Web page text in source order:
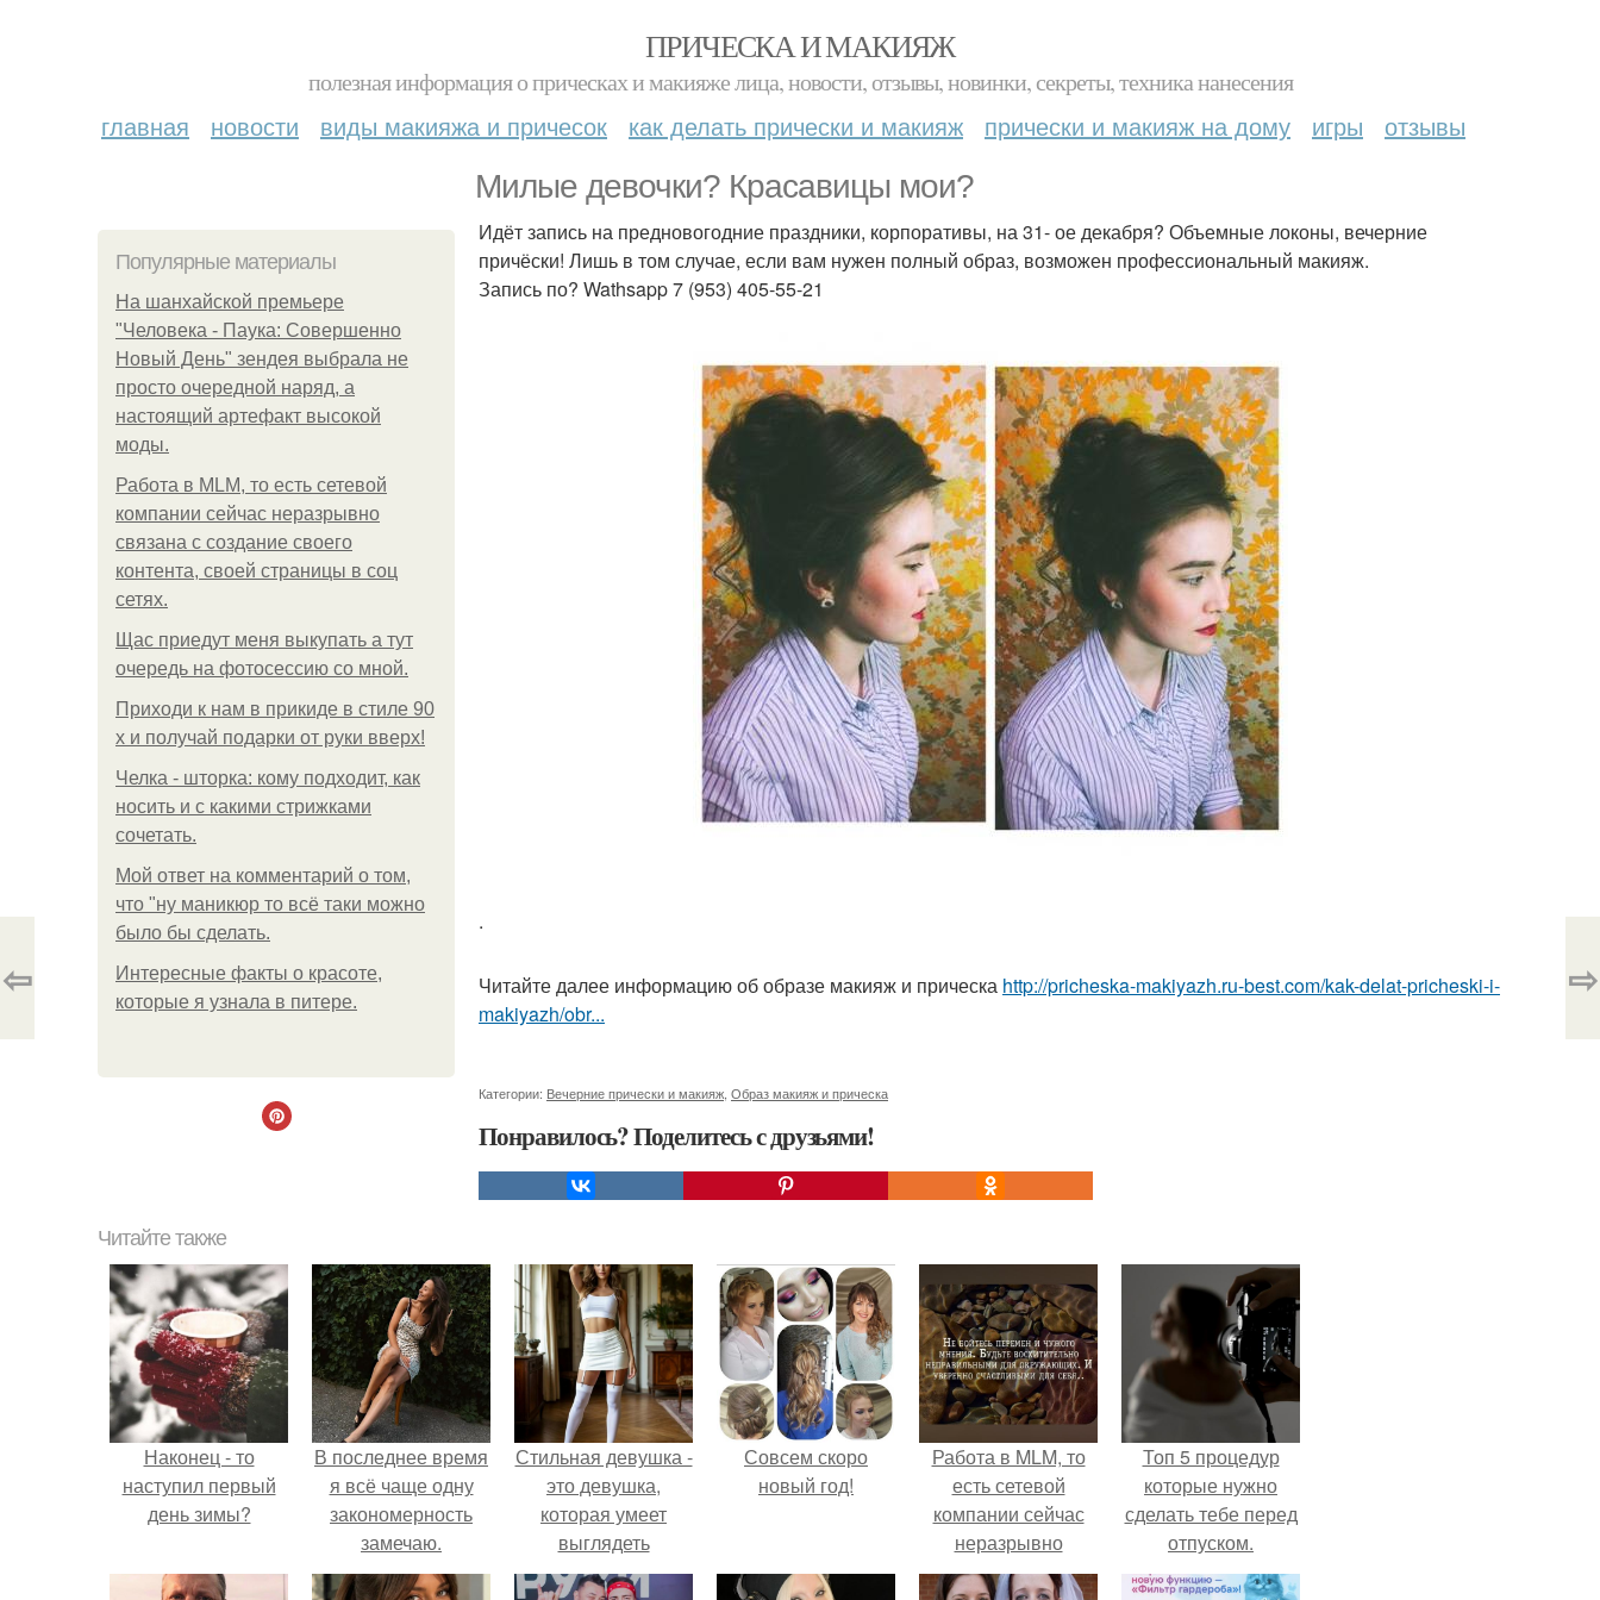
ПРИЧЕСКА И МАКИЯЖ
полезная информация о прическах и макияже лица, новости, отзывы, новинки, секреты, техника нанесения
главная новости виды макияжа и причесок как делать прически и макияж прически и макияж на дому игры отзывы
Милые девочки? Красавицы мои?
Популярные материалы
На шанхайской премьере
"Человека - Паука: Совершенно
Новый День" зендея выбрала не
просто очередной наряд, а
настоящий артефакт высокой
моды.
Работа в MLM, то есть сетевой
компании сейчас неразрывно
связана с создание своего
контента, своей страницы в соц
сетях.
Щас приедут меня выкупать а тут
очередь на фотосессию со мной.
Приходи к нам в прикиде в стиле 90
х и получай подарки от руки вверх!
Челка - шторка: кому подходит, как
носить и с какими стрижками
сочетать.
Мой ответ на комментарий о том,
что "ну маникюр то всё таки можно
было бы сделать.
Интересные факты о красоте,
которые я узнала в питере.
Идёт запись на предновогодние праздники, корпоративы, на 31- ое декабря? Объемные локоны, вечерние
причёски! Лишь в том случае, если вам нужен полный образ, возможен профессиональный макияж.
Запись по? Wathsapp 7 (953) 405-55-21
.
Читайте далее информацию об образе макияж и прическа http://pricheska-makiyazh.ru-best.com/kak-delat-pricheski-i-
makiyazh/obr...
Категории: Вечерние прически и макияж Образ макияж и прическа
Понравилось? Поделитесь с друзьями!
⇦ ⇨
Читайте также
Наконец - то
наступил первый
день зимы?
В последнее время
я всё чаще одну
закономерность
замечаю.
Стильная девушка -
это девушка,
которая умеет
выглядеть
привлекательно и
Совсем скоро
новый год!
Работа в MLM, то
есть сетевой
компании сейчас
неразрывно
связана с создание
Топ 5 процедур
которые нужно
сделать тебе перед
отпуском.